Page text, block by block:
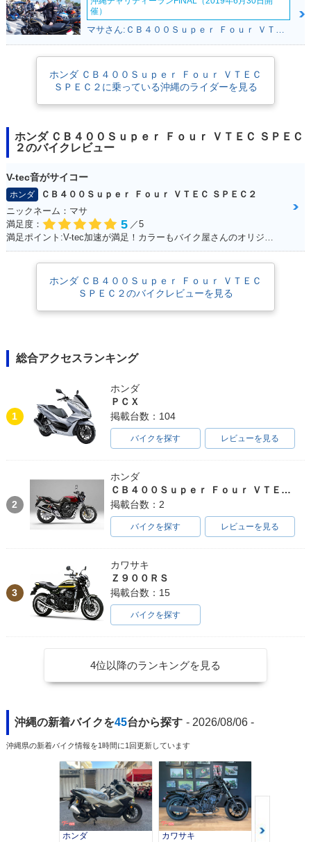
定仕様
2016年 CB400 SU
VTEC Revo ABS E
Package・カラーチ
ェンジ
2016年 CB400 SU
VTEC Revo ABS・
カラーチェンジ
2016年 CB400 SU
VTEC Revo・カラ
ーチェンジ
VTEC Revo ABS S
pecial Edition・特
VTEC Revo ABS E
Package・追加
VTEC Revo ABS・
マイナーチェンジ
2014年 CB400 SU
PER FOUR HYPER
VTEC Revo・マイ
2012年 CB400 SU
PER FOUR HYPER
VTEC Revo Specia
l Edition・特別・限
VTEC Revo Specia
l Edition・特別・限
PER FOUR HYPER
VTEC Revo ABS・
カラーチェンジ
2012年 CB400 SU
PER FOUR HYPER
VTEC Revo・カラ
ーチェンジ
PER FOUR HYPER
カラーチェンジ
PER FOUR HYPER
ーチェンジ
PER FOUR HYPER
催）
マサさん:ＣＢ４００Ｓｕｐｅｒ Ｆｏｕｒ ＶＴＥＣ ＳＰＥＣ２(ホンダ)
ホンダ ＣＢ４００Ｓｕｐｅｒ Ｆｏｕｒ ＶＴＥＣ
ＳＰＥＣ２に乗っている沖縄のライダーを見る
ホンダ ＣＢ４００Ｓｕｐｅｒ Ｆｏｕｒ ＶＴＥＣ ＳＰＥＣ
２のバイクレビュー
V-tec音がサイコー
ホンダ
ＣＢ４００Ｓｕｐｅｒ Ｆｏｕｒ ＶＴＥＣ ＳＰＥＣ２
ニックネーム：マサ
満足度：
5 ／5
満足ポイント:V-tec加速が満足！カラーもバイク屋さんのオリジナルカラーです。
ホンダ ＣＢ４００Ｓｕｐｅｒ Ｆｏｕｒ ＶＴＥＣ
ＳＰＥＣ２のバイクレビューを見る
総合アクセスランキング
1
ホンダ
ＰＣＸ
掲載台数：104
バイクを探す レビューを見る
2
ホンダ
ＣＢ４００Ｓｕｐｅｒ Ｆｏｕｒ ＶＴＥＣ ＳＰＥＣ３
掲載台数：2
バイクを探す レビューを見る
3
カワサキ
Ｚ９００ＲＳ
掲載台数：15
バイクを探す
4位以降のランキングを見る
沖縄の新着バイクを45台から探す - 2026/08/06 -
沖縄県の新着バイク情報を1時間に1回更新しています
ホンダ カワサキ カワサキ